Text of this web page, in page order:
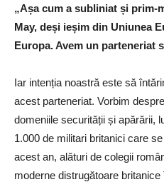
„Așa cum a subliniat și prim-
May, deși ieșim din Uniunea
Europa. Avem un parteneriat
Iar intenția noastră este să
acest parteneriat. Vorbim
domeniile securității și apărării,
1.000 de militari britanici care
acest an, alături de colegii
moderne distrugătoare